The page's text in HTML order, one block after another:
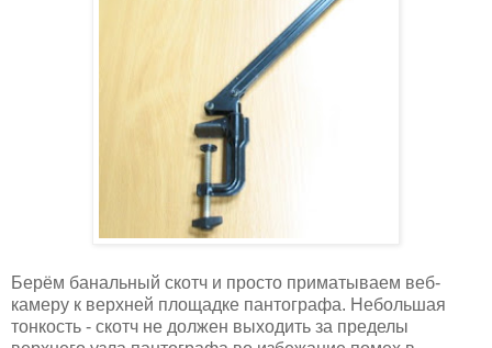
Берём банальный скотч и просто приматываем веб-
камеру к верхней площадке пантографа. Небольшая
тонкость - скотч не должен выходить за пределы